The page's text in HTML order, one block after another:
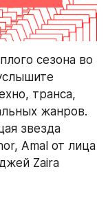
сезона во
транса,
жанров.
звезда
Amal от лица
Zaira